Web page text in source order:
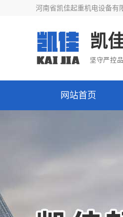
河南省凯佳起重机电设备有
凯
坚守严控
网站首页